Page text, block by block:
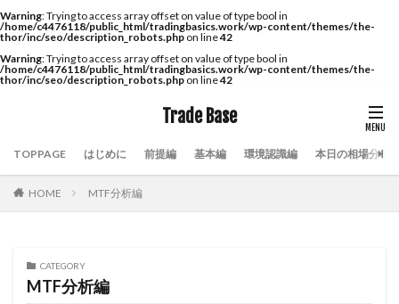
Warning: Trying to access array offset on value of type bool in
/home/c4476118/public_html/tradingbasics.work/wp-content/themes/the-
thor/inc/seo/description_robots.php on line42
Warning: Trying to access array offset on value of type bool in
/home/c4476118/public_html/tradingbasics.work/wp-content/themes/the-
thor/inc/seo/description_robots.php on line42
Trade Base
TOPPAGE はじめに 前提編 基本編 環境認識編 本日の相場分析
HOME MTF分析編
CATEGORY
MTF分析編